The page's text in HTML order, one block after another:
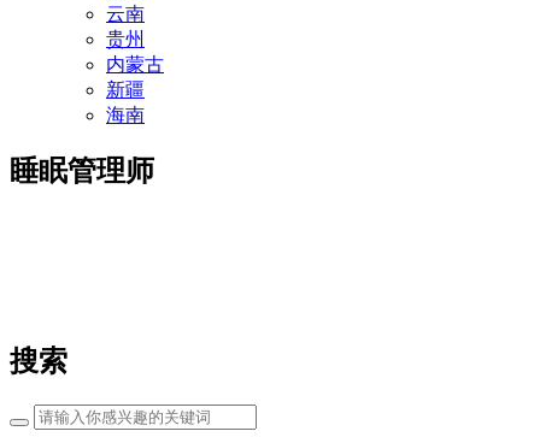
云南
贵州
内蒙古
新疆
海南
睡眠管理师
搜索